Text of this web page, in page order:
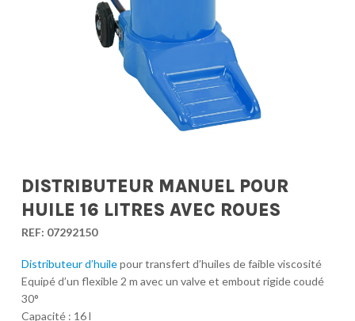
DISTRIBUTEUR MANUEL POUR
HUILE 16 LITRES AVEC ROUES
REF: 07292150
Distributeur d’huilepour transfert d’huiles de faible viscosité
Equipé d’un flexible 2 m avec un valve et embout rigide coudé
30°
Capacité : 16 l